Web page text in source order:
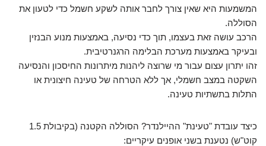
המשמעות היא שאין צורך לחבר אותה לשקע חשמל כדי לטעון את
הסוללה.
הרכב עושה זאת בעצמו, תוך כדי נסיעה, באמצעות מנוע הבנזין
ובעיקר באמצעות מערכת הבלימה הרגנרטיבית.
זהו יתרון עצום עבור מי שרוצה ליהנות מיתרונות החיסכון והנסיעה
השקטה במצב חשמלי, אך ללא הטרחה של טעינה חיצונית או
התלות בתשתיות טעינה.
כיצד עובדת "טעינת" ההיילנדר? הסוללה הקטנה (בקיבולת 1.5
קוט"ש) נטענת בשני אופנים עיקריים: